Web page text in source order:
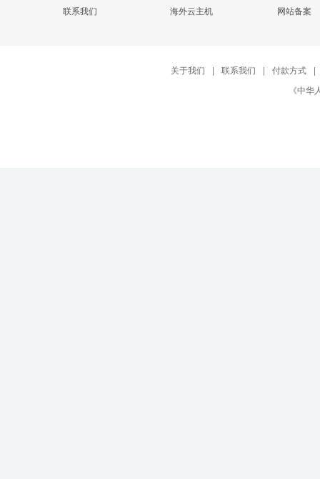
联系我们
海外云主机
网站备案
关于我们 | 联系我们 | 付款方式
|
《中